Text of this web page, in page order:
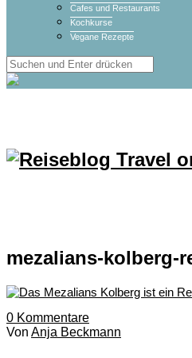
Cafes und Restaurants
Kochkurse
Vegane Rezepte
mezalians-kolberg-
0 Kommentare
Von Anja Beckmann